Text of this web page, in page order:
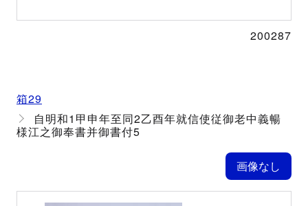
200287
箱29
自明和1甲申年至同2乙酉年就信使従御老中義暢
様江之御奉書并御書付5